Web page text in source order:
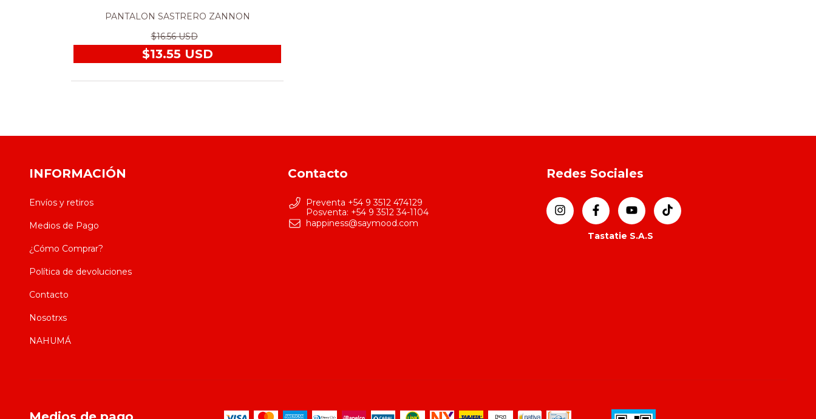
PANTALON SASTRERO ZANNON
$16.56 USD
$13.55 USD
INFORMACIÓN
Envíos y retiros
Medios de Pago
¿Cómo Comprar?
Política de devoluciones
Contacto
Nosotrxs
NAHUMÁ
Contacto
Preventa +54 9 3512 474129
happiness@saymood.com
Redes Sociales